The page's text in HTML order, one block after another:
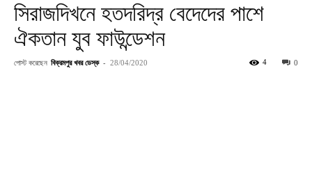
সিরাজদিখনে হতদরিদ্র বেদেদের পাশে
ঐকতান যুব ফাউন্ডেশন
পোস্ট করেছেন বিক্রমপুর খবর ডেস্ক - 28/04/2020 0
4